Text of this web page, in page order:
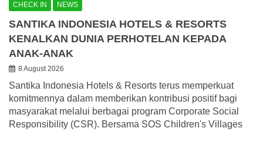
CHECK IN NEWS
SANTIKA INDONESIA HOTELS & RESORTS
KENALKAN DUNIA PERHOTELAN KEPADA
ANAK-ANAK
8 August 2026
Santika Indonesia Hotels & Resorts terus memperkuat
komitmennya dalam memberikan kontribusi positif bagi
masyarakat melalui berbagai program Corporate Social
Responsibility (CSR). Bersama SOS Children's Villages